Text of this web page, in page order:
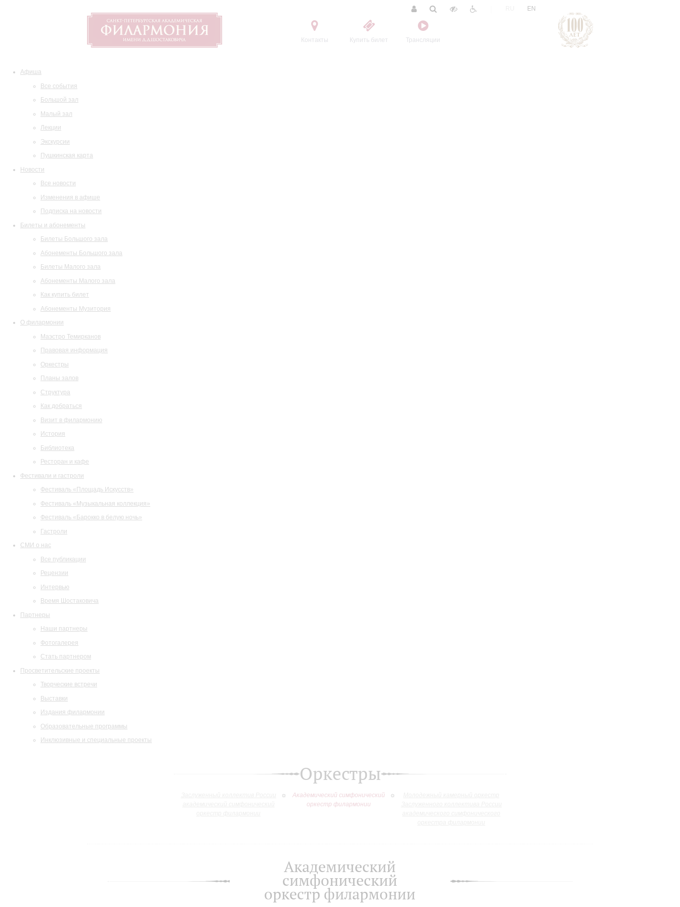
Контакты Купить билет Трансляции
EN
Афиша
Все события
Большой зал
Малый зал
Лекции
Экскурсии
Пушкинская карта
Новости
Все новости
Изменения в афише
Подписка на новости
Билеты и абонементы
Билеты Большого зала
Абонементы Большого зала
Билеты Малого зала
Абонементы Малого зала
Как купить билет
Абонементы Музитория
О филармонии
Маэстро Темирканов
Правовая информация
Оркестры
Планы залов
Структура
Как добраться
Визит в филармонию
История
Библиотека
Ресторан и кафе
Фестивали и гастроли
Фестиваль «Площадь Искусств»
Фестиваль «Музыкальная коллекция»
Фестиваль «Барокко в белую ночь»
Гастроли
СМИ о нас
Все публикации
Рецензии
Интервью
Время Шостаковича
Партнеры
Наши партнеры
Фотогалерея
Стать партнером
Просветительские проекты
Творческие встречи
Выставки
Издания филармонии
Образовательные программы
Инклюзивные и специальные проекты
Оркестры
Академический симфонический
оркестр филармонии
Академический
симфонический
оркестр филармонии